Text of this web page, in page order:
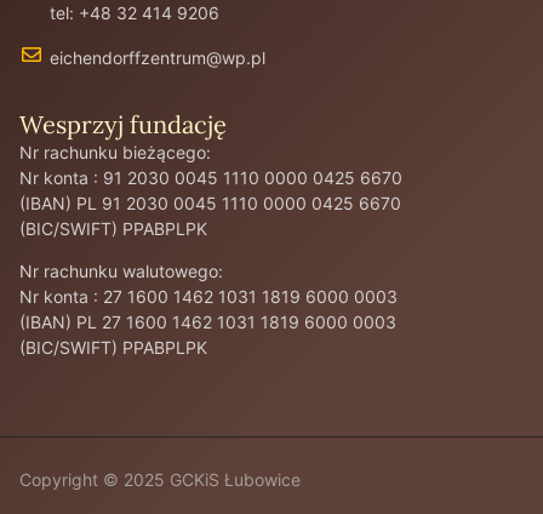
tel: +48 32 414 9206
eichendorffzentrum@wp.pl
Wesprzyj fundację
Nr rachunku bieżącego:
Nr konta : 91 2030 0045 1110 0000 0425 6670
(IBAN) PL 91 2030 0045 1110 0000 0425 6670
(BIC/SWIFT) PPABPLPK
Nr rachunku walutowego:
Nr konta : 27 1600 1462 1031 1819 6000 0003
(IBAN) PL 27 1600 1462 1031 1819 6000 0003
(BIC/SWIFT) PPABPLPK
Copyright © 2025 GCKiS Łubowice